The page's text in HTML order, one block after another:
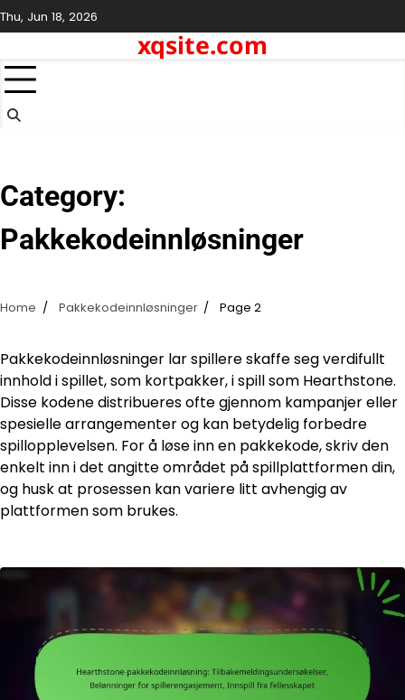
Skip
to
Thu, Jun 18, 2026
xqsite.com
Category:
Pakkekodeinnløsninger
Home Pakkekodeinnløsninger Page 2
Pakkekodeinnløsninger lar spillere skaffe seg verdifullt
innhold i spillet, som kortpakker, i spill som Hearthstone.
Disse kodene distribueres ofte gjennom kampanjer eller
spesielle arrangementer og kan betydelig forbedre
spillopplevelsen. For å løse inn en pakkekode, skriv den
enkelt inn i det angitte området på spillplattformen din,
og husk at prosessen kan variere litt avhengig av
plattformen som brukes.